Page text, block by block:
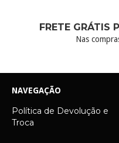
FRETE GRÁTIS
Nas
NAVEGAÇÃO
Política de Devolução e
Troca